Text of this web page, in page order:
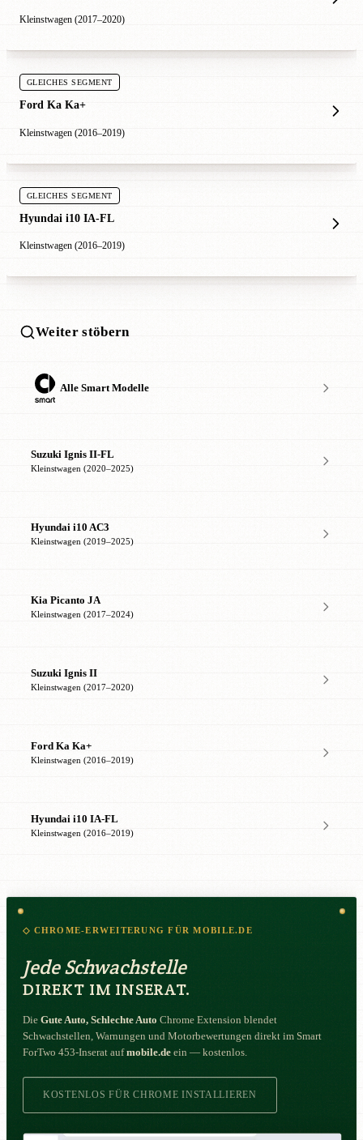
Kleinstwagen (2017–2020)
GLEICHES SEGMENT
Ford Ka Ka+
Kleinstwagen (2016–2019)
GLEICHES SEGMENT
Hyundai i10 IA-FL
Kleinstwagen (2016–2019)
Weiter stöbern
Alle Smart Modelle
Suzuki Ignis II-FL
Kleinstwagen (2020–2025)
Hyundai i10 AC3
Kleinstwagen (2019–2025)
Kia Picanto JA
Kleinstwagen (2017–2024)
Suzuki Ignis II
Kleinstwagen (2017–2020)
Ford Ka Ka+
Kleinstwagen (2016–2019)
Hyundai i10 IA-FL
Kleinstwagen (2016–2019)
◇ CHROME-ERWEITERUNG FÜR MOBILE.DE
Jede Schwachstelle
DIREKT IM INSERAT.
Die Gute Auto, Schlechte Auto Chrome Extension blendet
Schwachstellen, Warnungen und Motorbewertungen direkt im Smart
ForTwo 453-Inserat aufmobile.de ein — kostenlos.
KOSTENLOS FÜR CHROME INSTALLIEREN